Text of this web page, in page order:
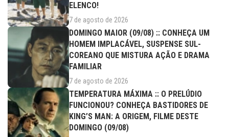
ELENCO!
7 de agosto de 2026
DOMINGO MAIOR (09/08) :: CONHEÇA UM
HOMEM IMPLACÁVEL, SUSPENSE SUL-
COREANO QUE MISTURA AÇÃO E DRAMA
FAMILIAR
7 de agosto de 2026
TEMPERATURA MÁXIMA :: O PRELÚDIO
FUNCIONOU? CONHEÇA BASTIDORES DE
KING’S MAN: A ORIGEM, FILME DESTE
DOMINGO (09/08)